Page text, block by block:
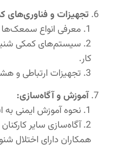
تجهیزات و فناوری‌های
معرفی انواع
کار.
تجهیزات ارتباطی و
آموزش و آگاه‌سازی:
نحوه آموزش ایمنی به
آگاه‌سازی سایر
همکاران دارای اختلال